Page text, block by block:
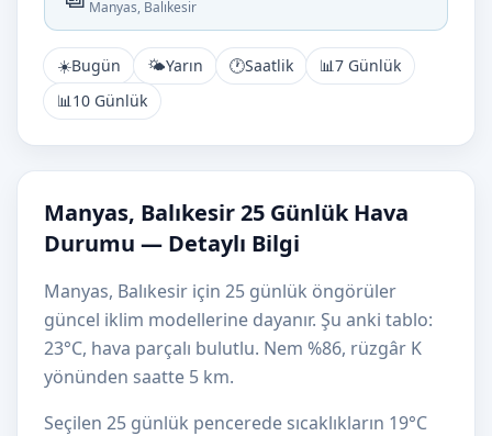
Manyas, Balıkesir
☀️Bugün 🌤️Yarın 🕐Saatlik 📊7 Günlük
📊10 Günlük
Manyas, Balıkesir 25 Günlük Hava
Durumu — Detaylı Bilgi
Manyas, Balıkesir için 25 günlük öngörüler
güncel iklim modellerine dayanır. Şu anki tablo:
23°C, hava parçalı bulutlu. Nem %86, rüzgâr K
yönünden saatte 5 km.
Seçilen 25 günlük pencerede sıcaklıkların 19°C